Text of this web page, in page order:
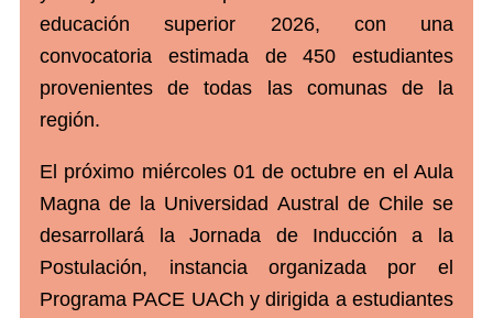
educación superior 2026, con una
convocatoria estimada de 450 estudiantes
provenientes de todas las comunas de la
región.
El próximo miércoles 01 de octubre en el Aula
Magna de la Universidad Austral de Chile se
desarrollará la Jornada de Inducción a la
Postulación, instancia organizada por el
Programa PACE UACh y dirigida a estudiantes